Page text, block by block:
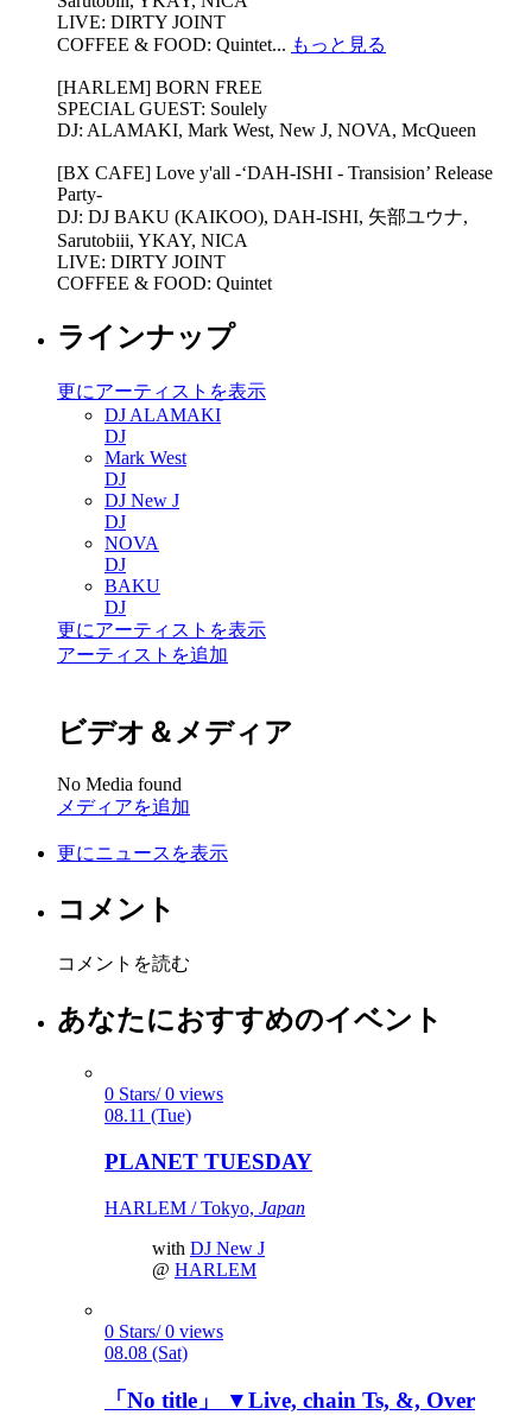
LIVE: DIRTY JOINT
COFFEE & FOOD: Quintet... もっと見る
[HARLEM] BORN FREE
SPECIAL GUEST: Soulely
DJ: ALAMAKI, Mark West, New J, NOVA, McQueen
[BX CAFE] Love y'all​ -‘DAH-ISHI - Transision’ Release
Party-
DJ: DJ BAKU (KAIKOO), DAH-ISHI, 矢部ユウナ,
Sarutobiii, YKAY, NICA
LIVE: DIRTY JOINT
COFFEE & FOOD: Quintet
ラインナップ
更にアーティストを表示
DJ ALAMAKI
DJ
Mark West
DJ
DJ New J
DJ
NOVA
DJ
BAKU
DJ
更にアーティストを表示
アーティストを追加
ビデオ＆メディア
No Media found
メディアを追加
更にニュースを表示
コメント
コメントを読む
あなたにおすすめのイベント
0 Stars/ 0 views
08.11 (Tue)
PLANET TUESDAY
HARLEM / Tokyo, Japan
with DJ New J
@ HARLEM
0 Stars/ 0 views
08.08 (Sat)
「No title」 ▼Live, chain Ts, &, Over